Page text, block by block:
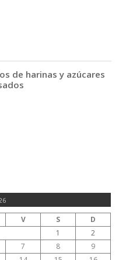
de harinas y azúcares
V S
D
1
2
7 8
9